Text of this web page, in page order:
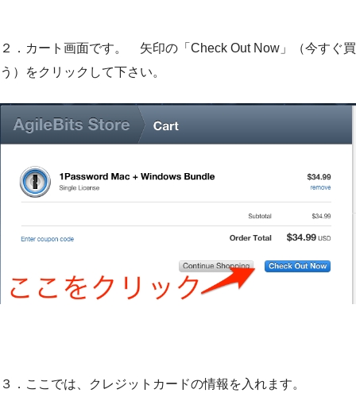
２．カート画面です。 矢印の「Check Out Now」（今すぐ買
う）をクリックして下さい。
３．ここでは、クレジットカードの情報を入れます。